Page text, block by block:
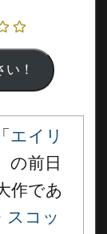
エイリ
の前日
作であ
スコッ